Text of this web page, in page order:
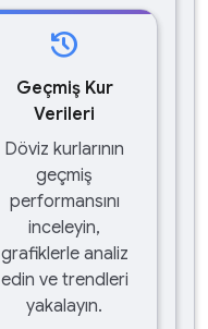
history
Geçmiş Kur
Verileri
Döviz kurlarının
geçmiş
performansını
inceleyin,
grafiklerle analiz
edin ve trendleri
yakalayın.